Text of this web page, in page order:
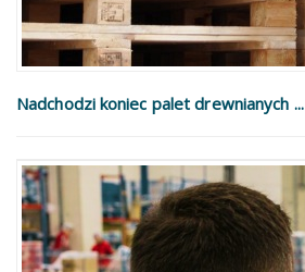
Nadchodzi koniec palet drewnianych ...